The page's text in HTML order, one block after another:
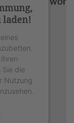
laden!
Sie die
Nutzung